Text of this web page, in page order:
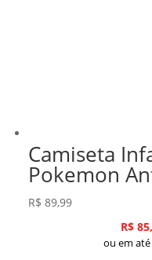
Camiseta
Pokemon
R$ 89,99
R$
ou em